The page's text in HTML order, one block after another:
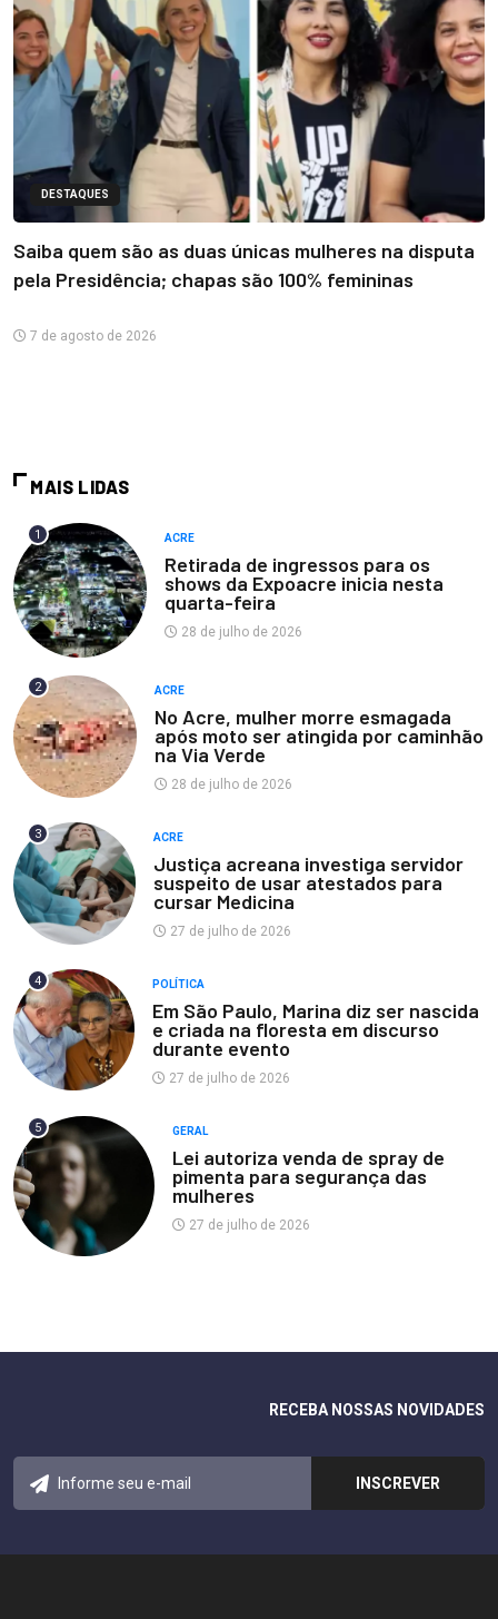
DESTAQUES
Saiba quem são as duas únicas mulheres na disputa
pela Presidência; chapas são 100% femininas
7 de agosto de 2026
MAIS LIDAS
1 ACRE
Retirada de ingressos para os
shows da Expoacre inicia nesta
quarta-feira
28 de julho de 2026
2 ACRE
No Acre, mulher morre esmagada
após moto ser atingida por caminhão
na Via Verde
28 de julho de 2026
3 ACRE
Justiça acreana investiga servidor
suspeito de usar atestados para
cursar Medicina
27 de julho de 2026
4 POLÍTICA
Em São Paulo, Marina diz ser nascida
e criada na floresta em discurso
durante evento
27 de julho de 2026
5 GERAL
Lei autoriza venda de spray de
pimenta para segurança das
mulheres
27 de julho de 2026
RECEBA NOSSAS NOVIDADES